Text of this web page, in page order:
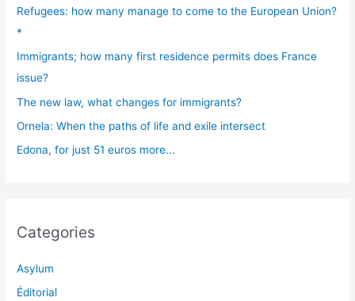
Refugees: how many manage to come to the European Union?
*
Immigrants; how many first residence permits does France
issue?
The new law, what changes for immigrants?
Ornela: When the paths of life and exile intersect
Edona, for just 51 euros more...
Categories
Asylum
Éditorial